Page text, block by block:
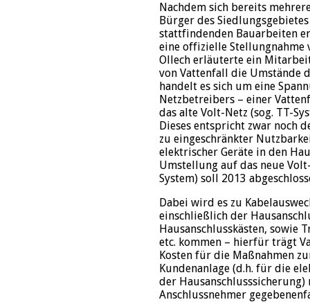
Nachdem sich bereits
Bürger des
stattfindenden Bauarbeiten
eine offizielle Stellungnahme
Ollech erläuterte ein
von Vattenfall die Umstände
handelt es sich um eine
Netzbetreibers – einer
das alte Volt-Netz (sog. TT-
Dieses entspricht zwar noch
zu eingeschränkter
elektrischer Geräte in den
Umstellung auf das neue
System) soll 2013
Dabei wird es zu
einschließlich der
Hausanschlusskästen, sowie
etc. kommen – hierfür trägt
Kosten für die Maßnahmen
Kundenanlage (d.h. für die
der Hausanschlusssicherung)
Anschlussnehmer